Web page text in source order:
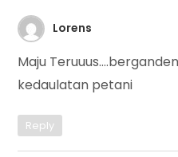
Lorens
Maju
kedaulatan petani
Reply